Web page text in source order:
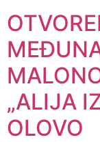
„ALIJA
OLOVO